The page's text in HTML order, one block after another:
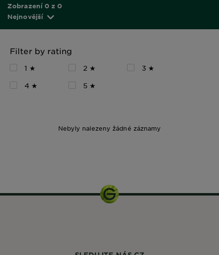
Zobrazení 0 z 0
Nejnovější
Filter by rating
1 ★ 2 ★
3 ★
4 ★
5 ★
Nebyly nalezeny žádné záznamy